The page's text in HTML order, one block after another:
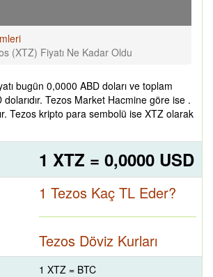
(XTZ) Fiyatı Ne Kadar Oldu
bugün 0,0000 ABD doları ve toplam
Tezos Market Hacmine göre ise .
Tezos kripto para sembolü ise XTZ olarak
1 XTZ = 0,0000 USD
1 Tezos Kaç TL Eder?
Tezos Döviz Kurları
1 XTZ = BTC